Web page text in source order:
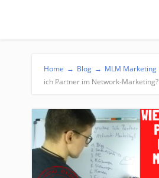
Home → Blog → MLM Marketing
ich Partner im Network-Marketing?